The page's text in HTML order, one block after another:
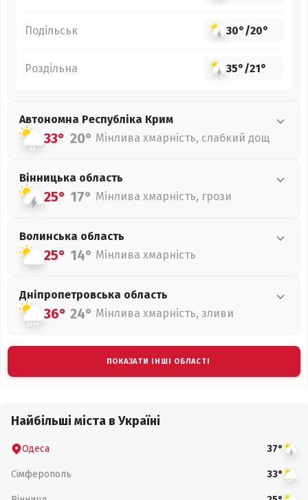
Подільськ 30°/20°
Роздільна 35°/21°
Автономна Республіка Крим
33° 20° Мінлива хмарність, слабкий дощ
Вінницька область
25° 17° Мінлива хмарність, грози
Волинська область
25° 14° Мінлива хмарність
Дніпропетровська область
36° 24° Мінлива хмарність, зливи
ПОКАЗАТИ ІНШІ ОБЛАСТІ
Найбільші міста в Україні
Одеса 37°
Сімферополь 33°